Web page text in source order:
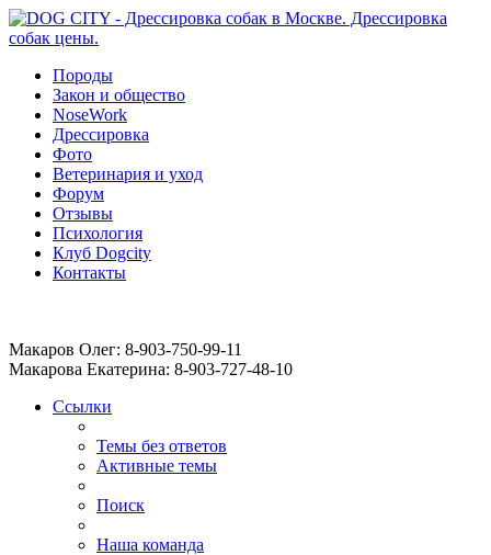
Породы
Закон и общество
NoseWork
Дрессировка
Фото
Ветеринария и уход
Форум
Отзывы
Психология
Клуб Dogcity
Контакты
Макаров Олег: 8-903-750-99-11
Макарова Екатерина: 8-903-727-48-10
Ссылки
Темы без ответов
Активные темы
Поиск
Наша команда